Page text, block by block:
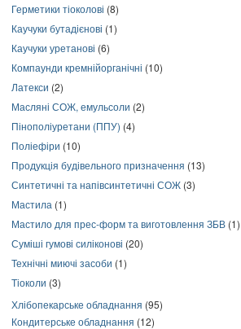
Герметики тіоколові (8)
Каучуки бутадієнові (1)
Каучуки уретанові (6)
Компаунди кремнійорганічні (10)
Латекси (2)
Масляні СОЖ, емульсоли (2)
Пінополіуретани (ППУ) (4)
Поліефіри (10)
Продукція будівельного призначення (13)
Синтетичні та напівсинтетичні СОЖ (3)
Мастила (1)
Мастило для прес-форм та виготовлення ЗБВ (1)
Суміші гумові силіконові (20)
Технічні миючі засоби (1)
Тіоколи (3)
Хлібопекарське обладнання (95)
Кондитерське обладнання (12)